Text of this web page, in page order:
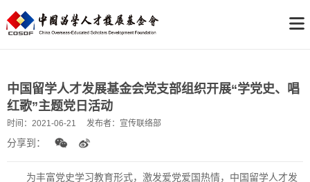
中国留学人才发展基金会党支部组织开展“学党史、唱
红歌”主题党日活动
时间： 2021-06-21 发布者： 宣传联络部
分享到：
为丰富党史学习教育形式，激发爱党爱国热情，中国留学人才发